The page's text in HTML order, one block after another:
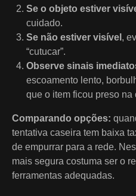
Se o objeto estiver
cuidado.
Se não estiver visível ,
“cutucar”.
Observe sinais
escoamento lento,
que o item ficou preso na
Comparando opções:
tentativa caseira tem baixa
de empurrar para a rede.
mais segura costuma ser o
ferramentas adequadas.